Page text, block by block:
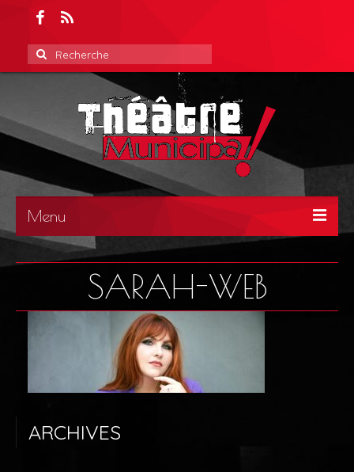
Rechercher
:
Menu
ACCUEIL
ACTUALITÉS
LE THÉÂTRE
SARAH-WEB
ARCHIVES